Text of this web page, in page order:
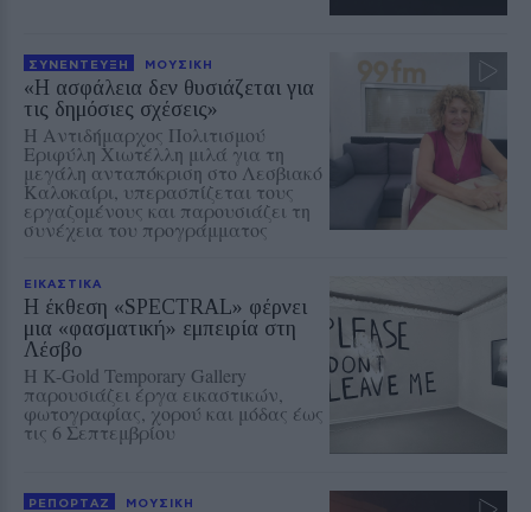
ΣΥΝΕΝΤΕΥΞΗ ΜΟΥΣΙΚΗ
«Η ασφάλεια δεν θυσιάζεται για
τις δημόσιες σχέσεις»
Η Αντιδήμαρχος Πολιτισμού
Εριφύλη Χιωτέλλη μιλά για τη
μεγάλη ανταπόκριση στο Λεσβιακό
Καλοκαίρι, υπερασπίζεται τους
εργαζομένους και παρουσιάζει τη
συνέχεια του προγράμματος
ΕΙΚΑΣΤΙΚΑ
Η έκθεση «SPECTRAL» φέρνει
μια «φασματική» εμπειρία στη
Λέσβο
Η K-Gold Temporary Gallery
παρουσιάζει έργα εικαστικών,
φωτογραφίας, χορού και μόδας έως
τις 6 Σεπτεμβρίου
ΡΕΠΟΡΤΑΖ ΜΟΥΣΙΚΗ